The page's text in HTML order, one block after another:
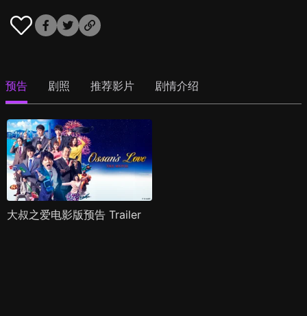
预告 剧照 推荐影片 剧情介绍
大叔之爱电影版预告 Trailer